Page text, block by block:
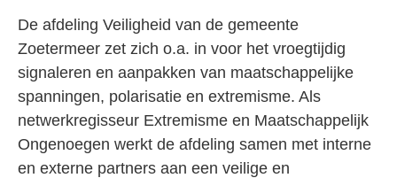
De afdeling Veiligheid van de gemeente
Zoetermeer zet zich o.a. in voor het vroegtijdig
signaleren en aanpakken van maatschappelijke
spanningen, polarisatie en extremisme. Als
netwerkregisseur Extremisme en Maatschappelijk
Ongenoegen werkt de afdeling samen met interne
en externe partners aan een veilige en